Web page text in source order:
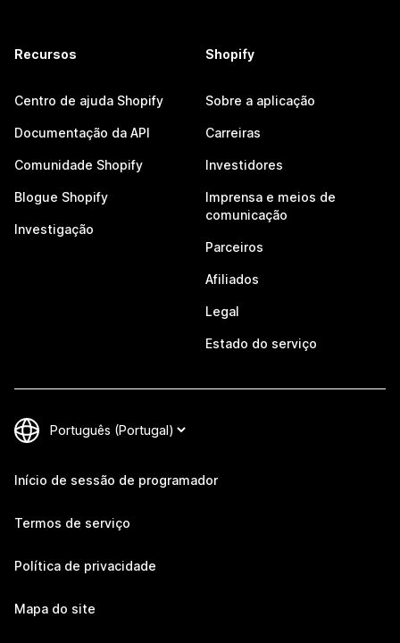
Recursos
Centro de ajuda Shopify
Documentação da API
Comunidade Shopify
Blogue Shopify
Investigação
Shopify
Sobre a aplicação
Carreiras
Investidores
Imprensa e meios de
comunicação
Parceiros
Afiliados
Legal
Estado do serviço
Início de sessão de programador
Termos de serviço
Política de privacidade
Mapa do site